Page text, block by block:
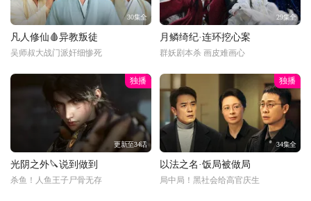
30集全
凡人修仙🩸异教叛徒
吴师叔大战门派奸细惨死
29集全
月鳞绮纪·连环挖心案
群妖剧本杀 画皮难画心
独播
更新至34话
光阴之外🔪说到做到
杀鱼！人鱼王子尸骨无存
独播
34集全
以法之名·饭局被做局
局中局！黑社会给高官庆生